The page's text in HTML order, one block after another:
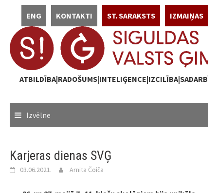
content
IZMAIŅAS
ST. SARAKSTS
KONTAKTI
ENG
Izvēlne
Karjeras dienas SVĢ
03.06.2021. Arnita Čoiča